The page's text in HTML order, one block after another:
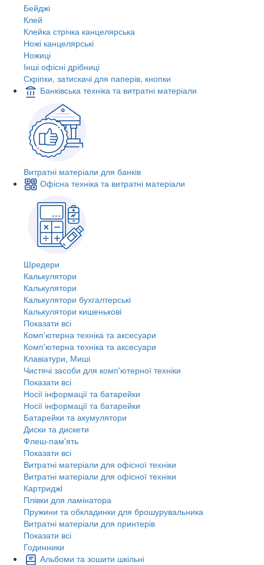
Бейджі
Клей
Клейка стрічка канцелярська
Ножі канцелярські
Ножиці
Інші офісні дрібниці
Скріпки, затискачі для паперів, кнопки
Банківська техніка та витратні матеріали
Витратні матеріали для банків
Офісна техніка та витратні матеріали
Шредери
Калькулятори
Калькулятори
Калькулятори бухгалтерські
Калькулятори кишенькові
Показати всі
Комп'ютерна техніка та аксесуари
Комп'ютерна техніка та аксесуари
Клавіатури, Миші
Чистячі засоби для комп'ютерної техніки
Показати всі
Носії інформації та батарейки
Носії інформації та батарейки
Батарейки та акумулятори
Диски та дискети
Флеш-пам'ять
Показати всі
Витратні матеріали для офісної техніки
Витратні матеріали для офісної техніки
Картриджi
Плівки для ламінатора
Пружини та обкладинки для брошурувальника
Витратні матеріали для принтерів
Показати всі
Годинники
Альбоми та зошити шкільні